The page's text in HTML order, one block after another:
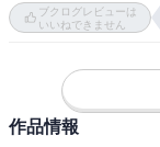
ブクログレビューは
いいねできません
作品情報